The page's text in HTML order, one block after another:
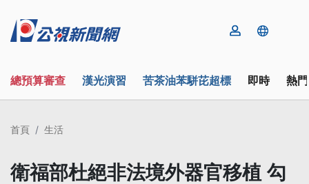
總預算審查 漢光演習 苦茶油苯駢芘超標 即時 熱
首頁 生活
衛福部杜絕非法境外器官移植 勾